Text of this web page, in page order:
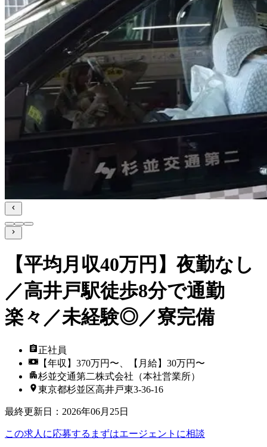
【平均月収40万円】夜勤なし
／高井戸駅徒歩8分で通勤
楽々／未経験◎／寮完備
正社員
【年収】370万円〜、【月給】30万円〜
杉並交通第二株式会社（本社営業所）
東京都杉並区高井戸東3‐36‐16
最終更新日 ： 2026年06月25日
この求人に応募する まずはエージェントに相談